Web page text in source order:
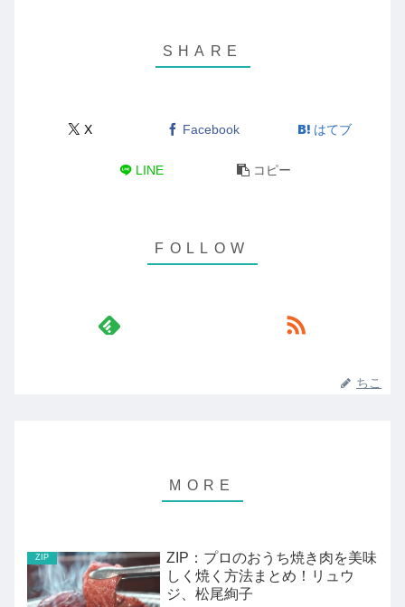
X Facebook はてブ
LINE コピー
ちこ
ZIP
ZIP：プロのおうち焼き肉を美味
しく焼く方法まとめ！リュウ
ジ、松尾絢子